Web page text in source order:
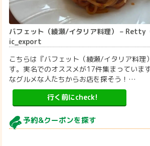
バフェット（綾瀬/イタリア料理） – Retty
ic_export
こちらは『バフェット（綾瀬/イタリア料理
す。実名でのオススメが17件集まっていま
なグルメな人たちからお店を探そう！…
行く前にcheck!
予約&クーポンを探す